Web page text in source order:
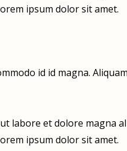
ipsum dolor sit amet.
id id magna.
et dolore magna
ipsum dolor sit amet.